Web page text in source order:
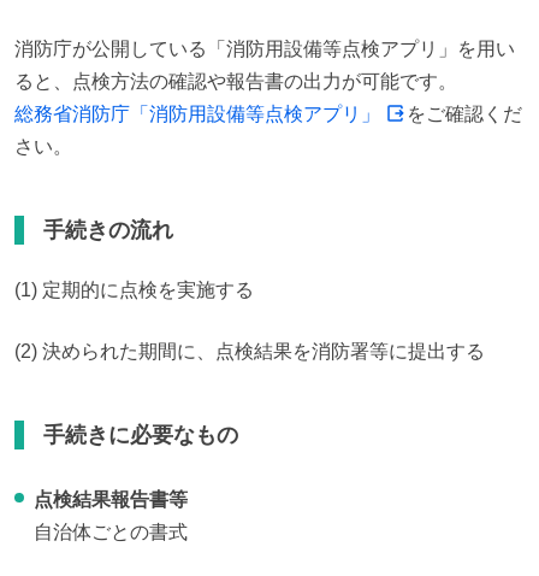
消防庁が公開している「消防用設備等点検アプリ」を用い
総務省消防庁「消防用設備等点検アプリ」
をご確認くだ
さい。
手続きの流れ
(1) 定期的に点検を実施する
(2) 決められた期間に、点検結果を消防署等に提出する
手続きに必要なもの
点検結果報告書等
自治体ごとの書式